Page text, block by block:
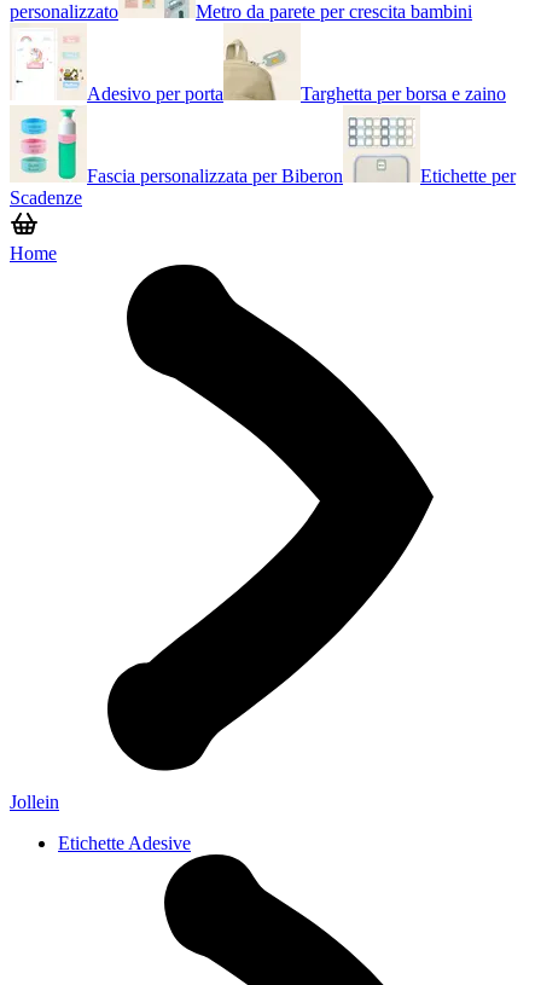
personalizzato Metro da parete per crescita bambini
Adesivo per porta Targhetta per borsa e zaino
Fascia personalizzata per Biberon
Etichette per
Scadenze
Home
Jollein
Etichette Adesive